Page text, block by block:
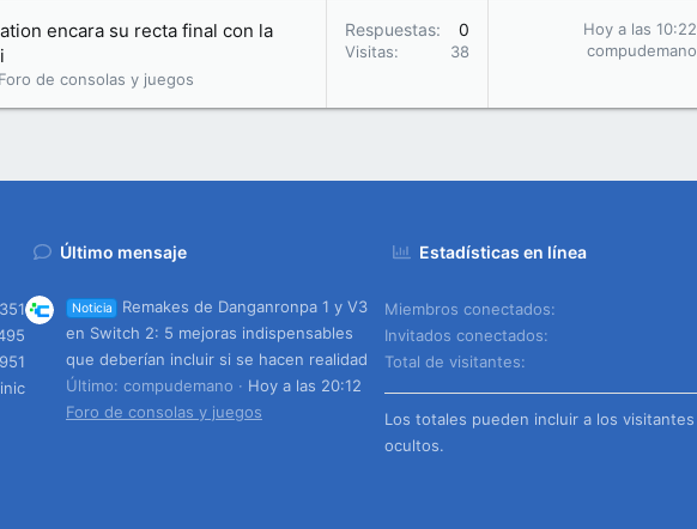
encara su recta final con la
Foro de consolas y juegos
Respuestas 0
Visitas 38
Hoy a las 10:22
compudemano
Último mensaje
Noticia
Remakes de Danganronpa 1 y V3
en Switch 2: 5 mejoras indispensables
que deberían incluir si se hacen realidad
Último: compudemano
Hoy a las 20:12
Foro de consolas y juegos
Estadísticas en línea
Miembros conectados
Invitados conectados
Total de visitantes
Los totales pueden incluir a los visitantes
ocultos.